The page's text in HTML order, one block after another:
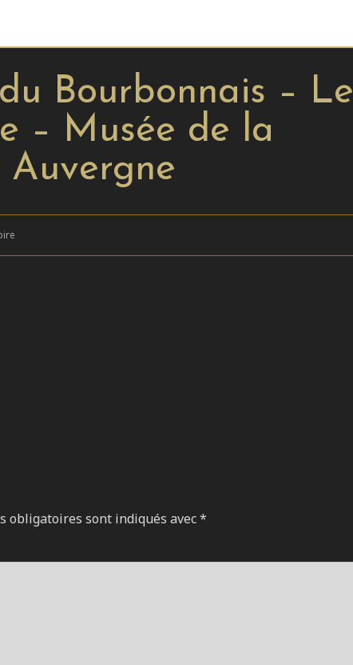
Bourbonnais – Le
– Musée de la
obligatoires sont indiqués avec*